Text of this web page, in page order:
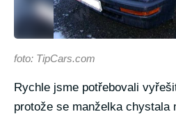
foto: TipCars.com
Rychle jsme potřebovali
protože se manželka chystala